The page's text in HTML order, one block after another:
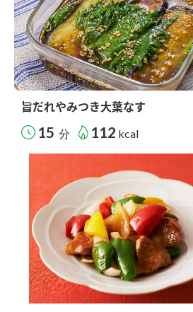
旨だれやみつき大葉なす
15 分 112 kcal